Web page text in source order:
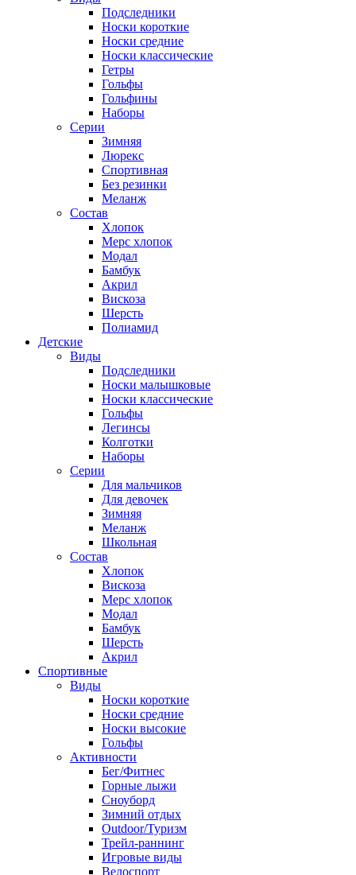
Подследники
Носки короткие
Носки средние
Носки классические
Гетры
Гольфы
Гольфины
Наборы
Серии
Зимняя
Люрекс
Спортивная
Без резинки
Меланж
Состав
Хлопок
Мерс хлопок
Модал
Бамбук
Акрил
Вискоза
Шерсть
Полиамид
Детские
Виды
Подследники
Носки малышковые
Носки классические
Гольфы
Легинсы
Колготки
Наборы
Серии
Для мальчиков
Для девочек
Зимняя
Меланж
Школьная
Состав
Хлопок
Вискоза
Мерс хлопок
Модал
Бамбук
Шерсть
Акрил
Спортивные
Виды
Носки короткие
Носки средние
Носки высокие
Гольфы
Активности
Бег/Фитнес
Горные лыжи
Сноуборд
Зимний отдых
Outdoor/Туризм
Трейл-раннинг
Игровые виды
Велоспорт